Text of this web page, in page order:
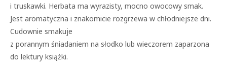
i truskawki. Herbata ma wyrazisty, mocno owocowy smak.
Jest aromatyczna i znakomicie rozgrzewa w chłodniejsze dni.
Cudownie smakuje
z porannym śniadaniem na słodko lub wieczorem zaparzona
do lektury książki.